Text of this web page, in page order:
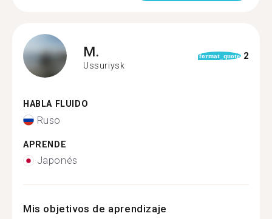
M.
Ussuriysk
format_quote 2
HABLA FLUIDO
Ruso
APRENDE
Japonés
Mis objetivos de aprendizaje